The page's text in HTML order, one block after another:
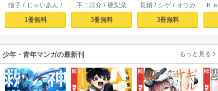
騎士はゲーム知識
で無双する（１）
猫子 / じゃいあん /
武六甲理衣
1冊無料
ロンティア（１）
～クソゲーハン
ター、神ゲーに挑
不二涼介 /硬梨菜
3冊無料
イフを（願望） 1
長頼 / シゲ / オウカ
3冊無料
異
Ｋ
少年・青年マンガの最新刊 もっと見る